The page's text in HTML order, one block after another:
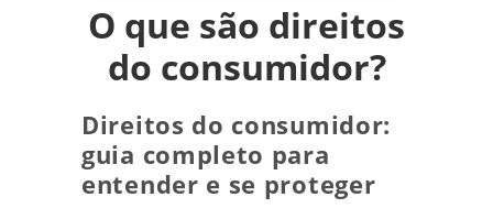
O que são direitos
do consumidor?
Direitos do consumidor:
guia completo para
entender e se proteger